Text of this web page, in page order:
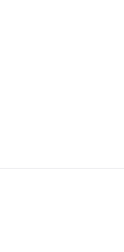
ラン : 朝食、ランチ、ディナーに営業